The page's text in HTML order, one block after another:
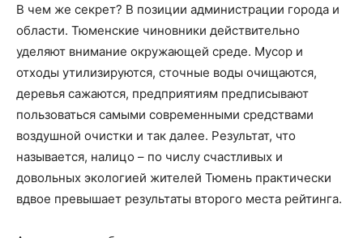
В чем же секрет? В позиции администрации города и
области. Тюменские чиновники действительно
уделяют внимание окружающей среде. Мусор и
отходы утилизируются, сточные воды очищаются,
деревья сажаются, предприятиям предписывают
пользоваться самыми современными средствами
воздушной очистки и так далее. Результат, что
называется, налицо – по числу счастливых и
довольных экологией жителей Тюмень практически
вдвое превышает результаты второго места рейтинга.